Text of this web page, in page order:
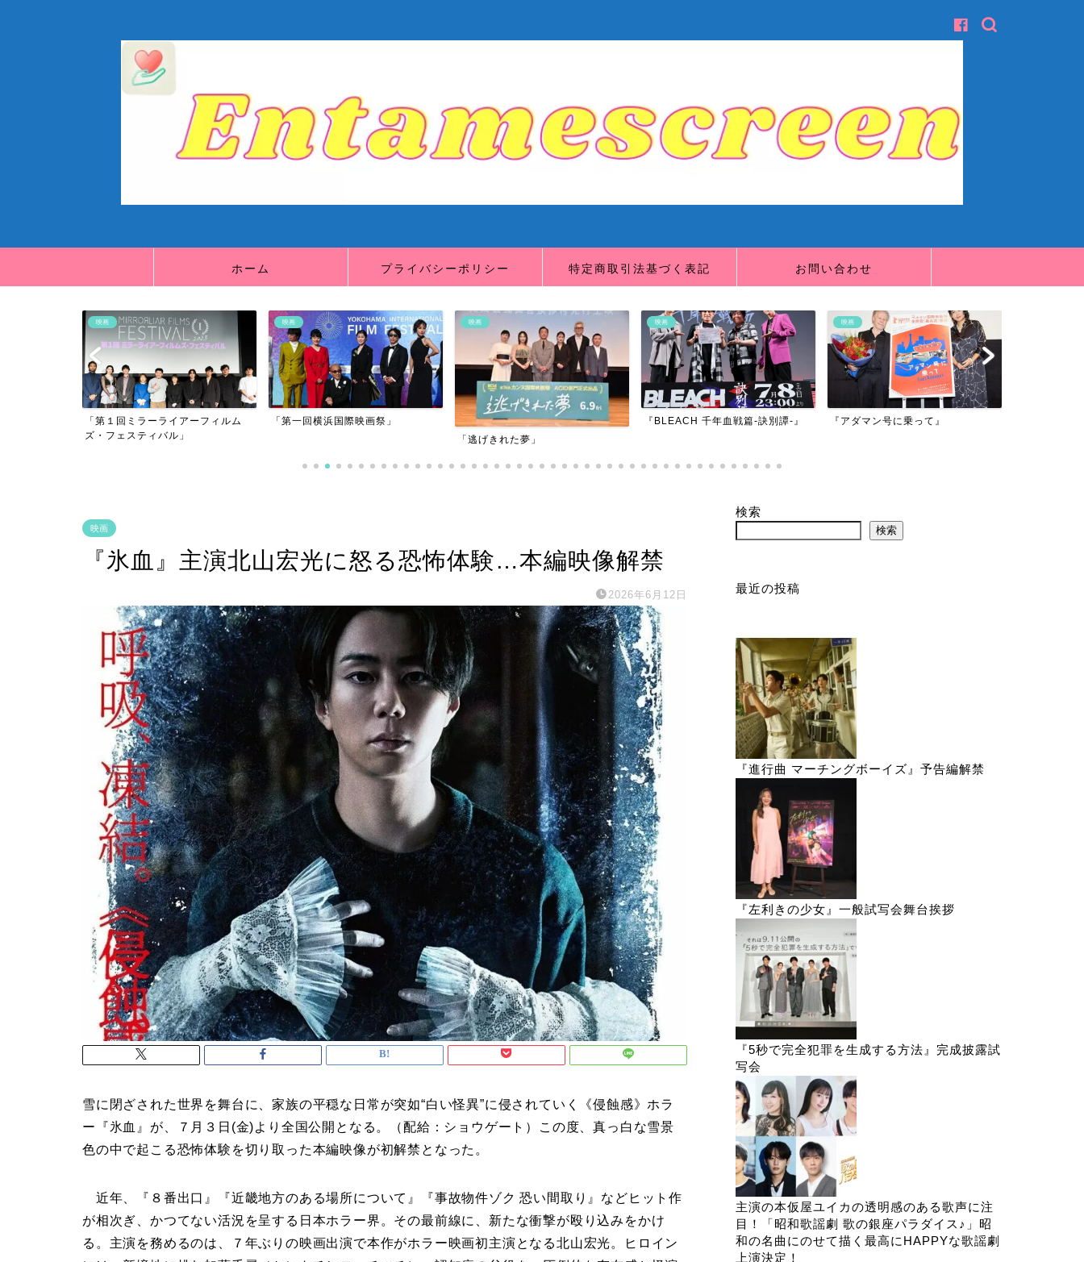
ホーム プライバシーポリシー 特定商取引法基づく表記 お問い合わせ
映画
「第一回横浜国際映画祭」
映画 映画
『BLEACH 千年血戦篇-訣別譚-』
映画
『アダマン号に乗って』
映画
『バイオハザード：デスアイラン
映画
『氷血』主演北山宏光に怒る恐怖体験…本編映像解禁
2026年6月12日
雪に閉ざされた世界を舞台に、家族の平穏な日常が突如“白い怪異”に侵されていく《侵蝕感》ホラ
ー『氷血』が、７月３日(金)より全国公開となる。（配給：ショウゲート）この度、真っ白な雪景
色の中で起こる恐怖体験を切り取った本編映像が初解禁となった。
近年、『８番出口』『近畿地方のある場所について』『事故物件ゾク 恐い間取り』などヒット作
が相次ぎ、かつてない活況を呈する日本ホラー界。その最前線に、新たな衝撃が殴り込みをかけ
る。主演を務めるのは、７年ぶりの映画出演で本作がホラー映画初主演となる北山宏光。ヒロイン
検索
検索
最近の投稿
『進行曲 マーチングボーイズ』予告編解禁
『左利きの少女』一般試写会舞台挨拶
『5秒で完全犯罪を生成する方法』完成披露試
写会
主演の本仮屋ユイカの透明感のある歌声に注
目！「昭和歌謡劇 歌の銀座パラダイス♪」昭
和の名曲にのせて描く最高にHAPPYな歌謡劇
上演決定！